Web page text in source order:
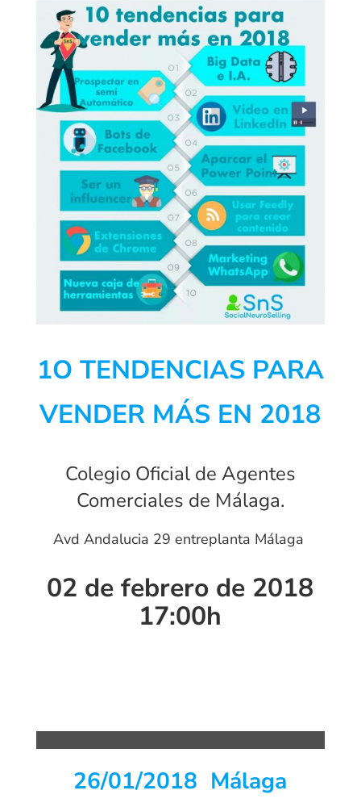
1O TENDENCIAS PARA
VENDER MÁS EN 2018
Colegio Oficial de Agentes
Comerciales de Málaga.
Avd Andalucia 29 entreplanta Málaga
02 de febrero de 2018
17:00h
26/01/2018 Málaga